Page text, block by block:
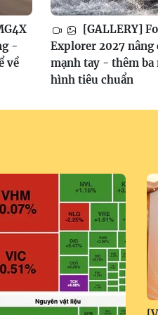
-
về
[GALLERY]
Explorer 2027 nâng
mạnh tay - thêm ba
hình tiêu chuẩn